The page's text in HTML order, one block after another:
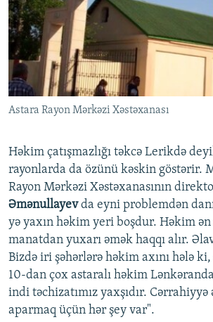
Astara Rayon Mərkəzi Xəstəxanası
Həkim çatışmazlığı təkcə Lerikdə
rayonlarda da özünü kəskin göstərir.
Rayon Mərkəzi Xəstəxanasının
Əmənullayevda eyni problemdən
yə yaxın həkim yeri boşdur. Həkim ən
manatdan yuxarı əmək haqqı alır.
Bizdə iri şəhərlərə həkim axını hələ ki,
10-dan çox astaralı həkim
indi təchizatımız yaxşıdır. Cərrahiyyə
aparmaq üçün hər şey var".